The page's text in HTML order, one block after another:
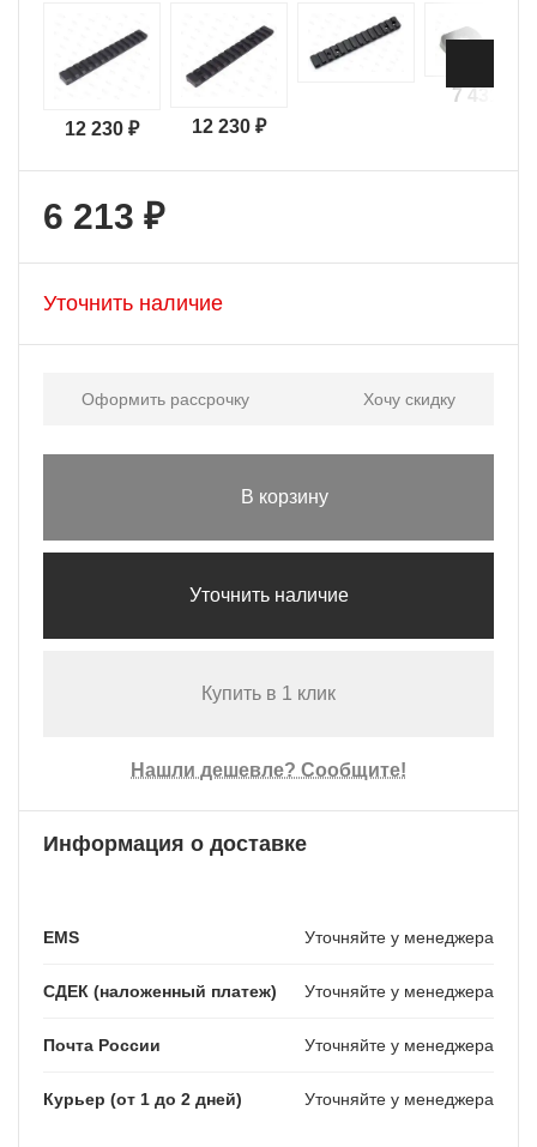
12 230 ₽ 12 230 ₽
7 431 ₽
6 213 ₽
Уточнить наличие
Оформить рассрочку Хочу скидку
В корзину
Уточнить наличие
Купить в 1 клик
Нашли дешевле? Сообщите!
Информация о доставке
EMS Уточняйте у менеджера
СДЕК (наложенный платеж) Уточняйте у менеджера
Почта России Уточняйте у менеджера
Курьер (от 1 до 2 дней) Уточняйте у менеджера